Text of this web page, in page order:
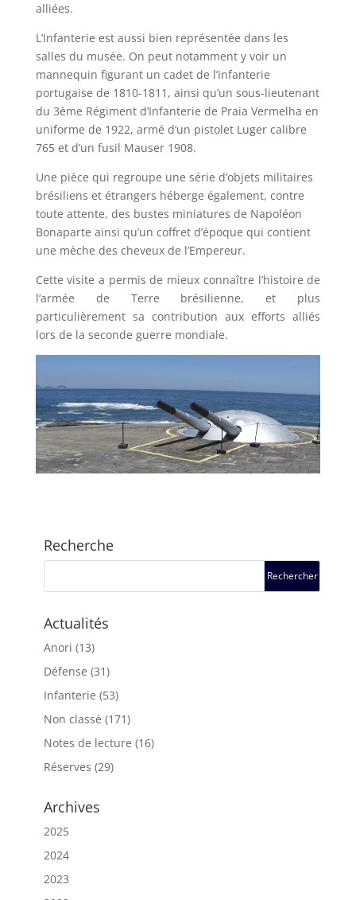
alliées.
L’Infanterie est aussi bien représentée dans les
salles du musée. On peut notamment y voir un
mannequin figurant un cadet de l’infanterie
portugaise de 1810-1811, ainsi qu’un sous-lieutenant
du 3ème Régiment d’Infanterie de Praia Vermelha en
uniforme de 1922, armé d’un pistolet Luger calibre
765 et d’un fusil Mauser 1908.
Une pièce qui regroupe une série d’objets militaires
brésiliens et étrangers héberge également, contre
toute attente, des bustes miniatures de Napoléon
Bonaparte ainsi qu’un coffret d’époque qui contient
une mèche des cheveux de l’Empereur.
Cette visite a permis de mieux connaître l’histoire de
l’armée de Terre brésilienne, et plus
particulièrement sa contribution aux efforts alliés
lors de la seconde guerre mondiale.
Recherche
Actualités
Anori (13)
Défense (31)
Infanterie (53)
Non classé (171)
Notes de lecture (16)
Réserves (29)
Archives
2025
2024
2023